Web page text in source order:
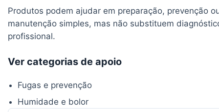
Produtos podem ajudar em preparação, prevenção
manutenção simples, mas não substituem
profissional.
Ver categorias de apoio
Fugas e prevenção
Humidade e bolor